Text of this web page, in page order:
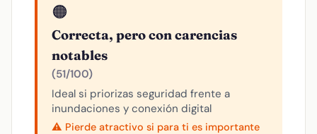
🟠
Correcta, pero con carencias
notables
(51/100)
Ideal si priorizas seguridad frente a
inundaciones y conexión digital
⚠️ Pierde atractivo si para ti es importante